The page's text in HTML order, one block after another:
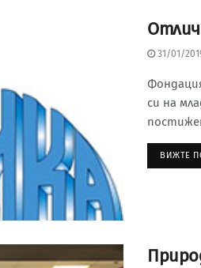
31/01/
си на
ВИЖТЕ